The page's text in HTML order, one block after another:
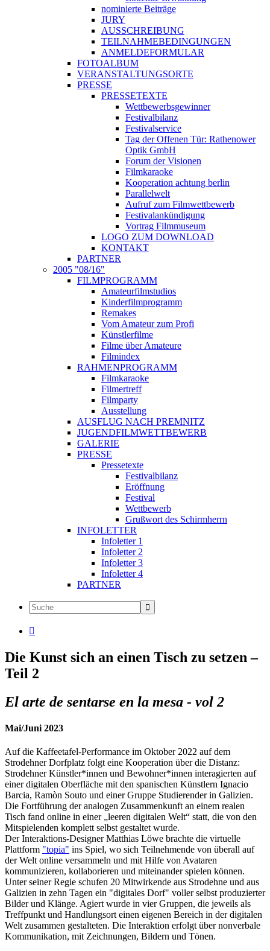
nominierte Beiträge
JURY
AUSSCHREIBUNG
TEILNAHMEBEDINGUNGEN
ANMELDEFORMULAR
FOTOALBUM
VERANSTALTUNGSORTE
PRESSE
PRESSETEXTE
Wettbewerbsgewinner
Festivalbilanz
Festivalservice
Tag der Offenen Tür: Rathenower
Optik GmbH
Forum der Visionen
Filmkaraoke
Kooperation achtung berlin
Parallelwelt
Aufruf zum Filmwettbewerb
Festivalankündigung
Vortrag Filmmuseum
LOGO ZUM DOWNLOAD
KONTAKT
PARTNER
2005 "08/16"
FILMPROGRAMM
Amateurfilmstudios
Kinderfilmprogramm
Remakes
Vom Amateur zum Profi
Künstlerfilme
Filme über Amateure
Filmindex
RAHMENPROGRAMM
Filmkaraoke
Filmertreff
Filmparty
Ausstellung
AUSFLUG NACH PREMNITZ
JUGENDFILMWETTBEWERB
GALERIE
PRESSE
Pressetexte
Festivalbilanz
Eröffnung
Festival
Wettbewerb
Grußwort des Schirmherrn
INFOLETTER
Infoletter 1
Infoletter 2
Infoletter 3
Infoletter 4
PARTNER

Die Kunst sich an einen Tisch zu setzen –
Teil 2
El arte de sentarse en la mesa - vol 2
Mai/Juni 2023
Auf die Kaffeetafel-Performance im Oktober 2022 auf dem
Strodehner Dorfplatz folgt eine Kooperation über die Distanz:
Strodehner Künstler*innen und Bewohner*innen interagierten auf
einer digitalen Oberfläche mit den spanischen Künstlern Ignacio
Barcia, Ramòn Souto und einer Gruppe Studierender in Galizien.
Die Fortführung der analogen Zusammenkunft an einem realen
Tisch fand online in einer „leeren digitalen Welt“ statt, die von den
Mitspielenden komplett selbst gestaltet wurde.
Der Interaktions-Designer Matthias Löwe brachte die virtuelle
Plattform "topia" ins Spiel, wo sich Teilnehmende von überall auf
der Welt online versammeln und mit Hilfe von Avataren
kommunizieren, kollaborieren und miteinander spielen können.
Unter seiner Regie schufen 20 Mitwirkende aus Strodehne und aus
Galizien in zehn Tagen ein "digitales Dorf" voller selbst produzierter
Bilder und Klänge. Agiert wurde in vier Gruppen, die jeweils als
Treffpunkt und Handlungsort einen eigenen Bereich in der digitalen
Welt zusammen gestalteten. Die Interaktion erfolgt über nonverbale
Kommunikation, mit Zeichnungen, Bildern und Tönen.